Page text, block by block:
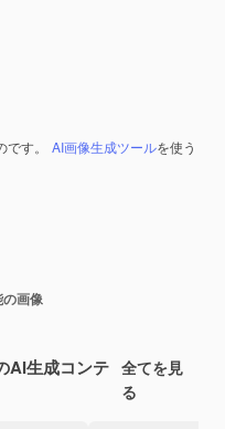
す。 AI画像生成ツールを使う
の画像
AI生成コンテ 全てを見
る